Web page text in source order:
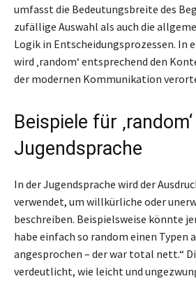
umfasst die Bedeutungsbreite des
zufällige Auswahl als auch die
Logik in Entscheidungsprozessen. In
wird ‚random‘ entsprechend den
der modernen Kommunikation
Beispiele für
Jugendsprache
In der Jugendsprache wird der
verwendet, um willkürliche oder
beschreiben. Beispielsweise könnte
habe einfach so random einen Typen
angesprochen – der war total nett.“
verdeutlicht, wie leicht und